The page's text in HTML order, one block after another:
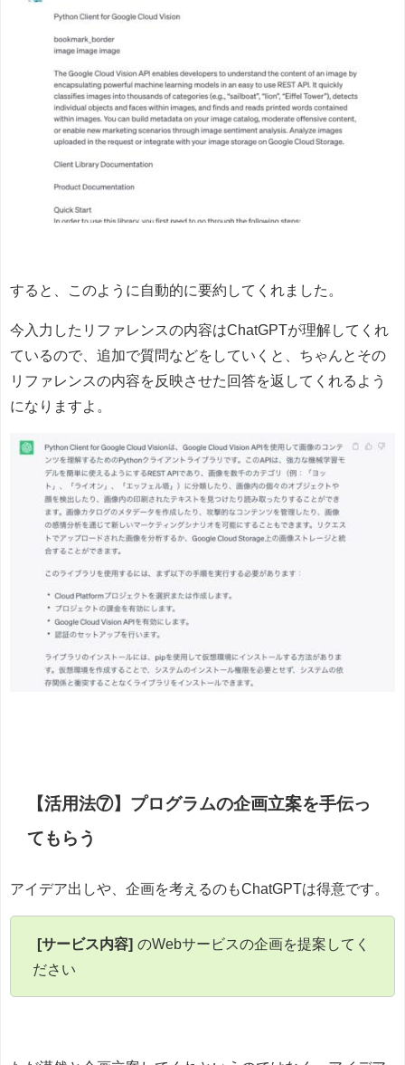
すると、このように自動的に要約してくれました。
今入力したリファレンスの内容はChatGPTが理解してくれ
ているので、追加で質問などをしていくと、ちゃんとその
リファレンスの内容を反映させた回答を返してくれるよう
になりますよ。
【活用法⑦】プログラムの企画立案を手伝っ
てもらう
アイデア出しや、企画を考えるのもChatGPTは得意です。
[サービス内容] のWebサービスの企画を提案してく
ださい